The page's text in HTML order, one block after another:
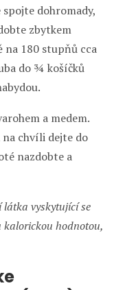
spojte dohromady,
zbytkem
na 180 stupňů cca
do ¾ košíčků
a medem.
na chvíli dejte do
nazdobte a
vyskytující se
kalorickou hodnotou,